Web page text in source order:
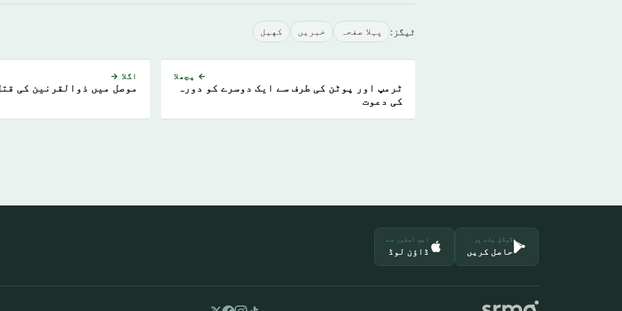
ٹیگز: پہلا صفحہ خبريں كهيل
← پچھلا
ٹرمپ اور پوٹن کی طرف سے ایک دوسرے کو دورہ
کی دعوت
اگلا →
موصل میں ذوالقرنین کی
گوگل پلے پر
حاصل کریں
ایپ اسٹور سے
ڈاؤن لوڈ